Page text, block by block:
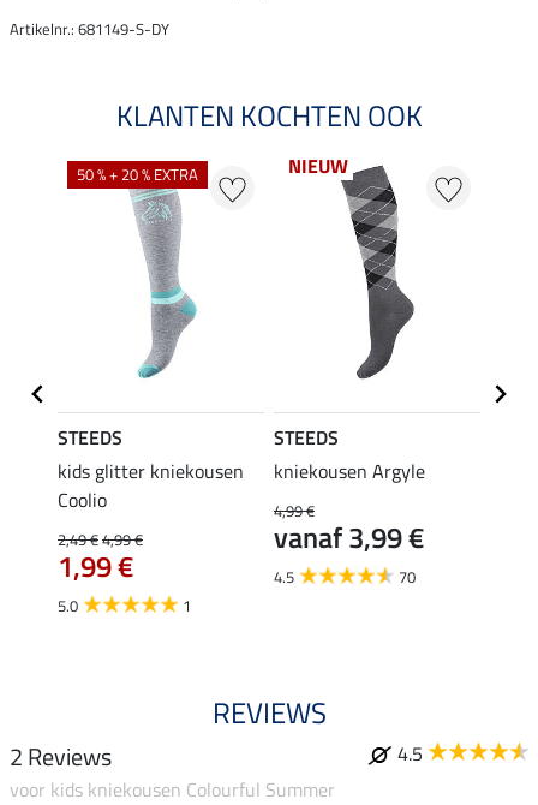
Artikelnr.: 681149-S-DY
KLANTEN KOCHTEN OOK
50 % + 20 % EXTRA
STEEDS
kids glitter kniekousen
Coolio
2,49 €4,99 €
1,99 €
5.0 1
NIEUW
STEEDS
kniekousen Argyle
4,99 €
vanaf 3,99 €
4.5 70
REVIEWS
2 Reviews
4.5
voor kids kniekousen Colourful Summer